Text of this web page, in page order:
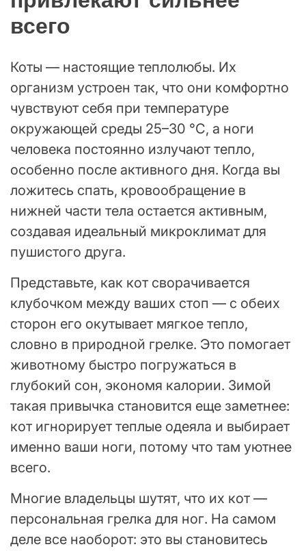
всего
Коты — настоящие теплолюбы. Их
организм устроен так, что они комфортно
чувствуют себя при температуре
окружающей среды 25–30 °C, а ноги
человека постоянно излучают тепло,
особенно после активного дня. Когда вы
ложитесь спать, кровообращение в
нижней части тела остается активным,
создавая идеальный микроклимат для
пушистого друга.
Представьте, как кот сворачивается
клубочком между ваших стоп — с обеих
сторон его окутывает мягкое тепло,
словно в природной грелке. Это помогает
животному быстро погружаться в
глубокий сон, экономя калории. Зимой
такая привычка становится еще заметнее:
кот игнорирует теплые одеяла и выбирает
именно ваши ноги, потому что там уютнее
всего.
Многие владельцы шутят, что их кот —
персональная грелка для ног. На самом
деле все наоборот: это вы становитесь